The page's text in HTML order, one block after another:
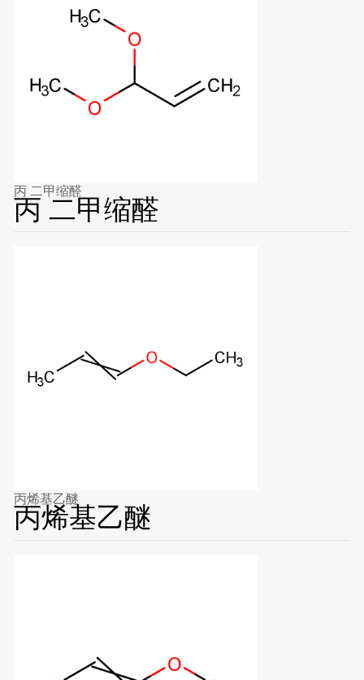
丙 二甲缩醛
丙 二甲缩醛
丙烯基乙醚
丙烯基乙醚